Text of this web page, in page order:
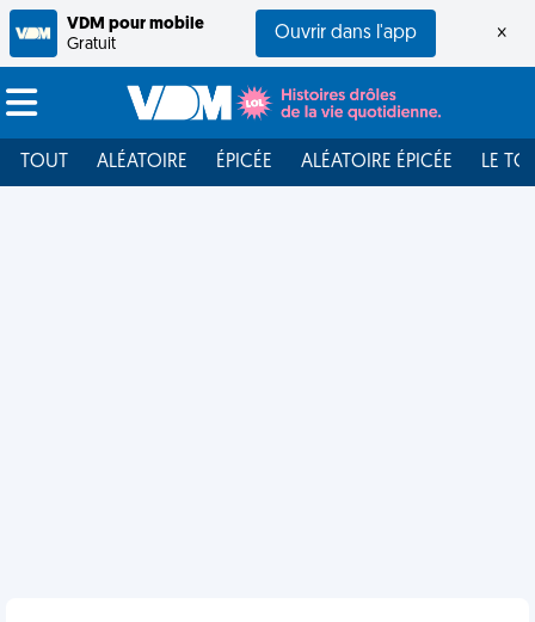
VDM pour mobile
Gratuit
Ouvrir dans l'app ×
TOUT ALÉATOIRE ÉPICÉE ALÉATOIRE ÉPICÉE LE